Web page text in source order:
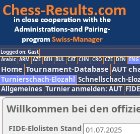
Logged on: Gast
Arabic ARM AZE BIH BUL CAT CHN CRO CZE DEN ENG
Home Tournament-Database AUT
Turnierschach-Elozahl Schnellschach-
Allgemeines Turnier anmelden: AUT FIDE
Willkommen bei den
FIDE-Elolisten Stand